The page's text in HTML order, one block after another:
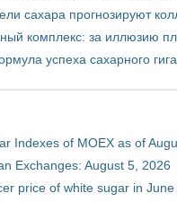
сахара прогнозируют
комплекс: за иллюзию
успеха сахарного
Indexes of MOEX as of
Exchanges: August 5, 2026
price of white sugar in